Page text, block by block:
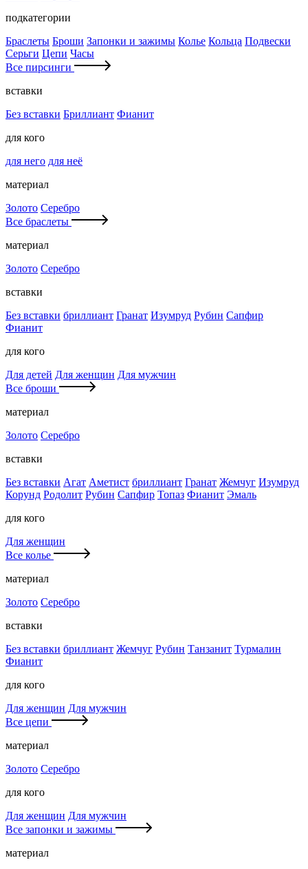
подкатегории
Браслеты Броши Запонки и зажимы Колье Кольца Подвески
Серьги Цепи Часы
Все пирсинги
вставки
Без вставки Бриллиант Фианит
для кого
для него для неё
материал
Золото Серебро
Все браслеты
материал
Золото Серебро
вставки
Без вставки бриллиант Гранат Изумруд Рубин Сапфир
Фианит
для кого
Для детей Для женщин Для мужчин
Все броши
материал
Золото Серебро
вставки
Без вставки Агат Аметист бриллиант Гранат Жемчуг Изумруд
Корунд Родолит Рубин Сапфир Топаз Фианит Эмаль
для кого
Для женщин
Все колье
материал
Золото Серебро
вставки
Без вставки бриллиант Жемчуг Рубин Танзанит Турмалин
Фианит
для кого
Для женщин Для мужчин
Все цепи
материал
Золото Серебро
для кого
Для женщин Для мужчин
Все запонки и зажимы
материал